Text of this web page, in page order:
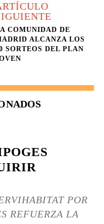
COMUNIDAD DE
ALCANZA LOS
SORTEOS DEL PLAN
POR
REFUERZA LA